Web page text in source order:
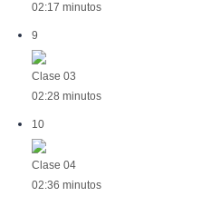
02:17 minutos
9
Clase 03
02:28 minutos
10
Clase 04
02:36 minutos